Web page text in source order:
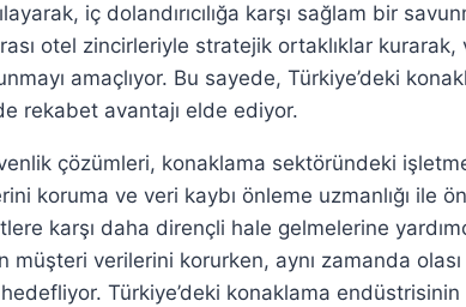
iç dolandırıcılığa karşı sağlam bir
otel zincirleriyle stratejik ortaklıklar kurarak,
amaçlıyor. Bu sayede, Türkiye’deki
rekabet avantajı elde ediyor.
çözümleri, konaklama sektöründeki
koruma ve veri kaybı önleme uzmanlığı ile
karşı daha dirençli hale gelmelerine
verilerini korurken, aynı zamanda olası
Türkiye’deki konaklama